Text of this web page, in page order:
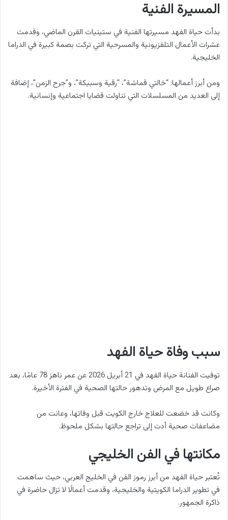
المسيرة الفنية
بدأت حياة الفهد مسيرتها الفنية في ستينيات القرن الماضي، وقدمت
عشرات الأعمال التلفزيونية والمسرحية التي تركت بصمة كبيرة في الدراما
الخليجية.
ومن أبرز أعمالها: “خالتي قماشة”، “رقية وسبيكة”، و”جرح الزمن”، إضافة
إلى العديد من المسلسلات التي تناولت قضايا اجتماعية وإنسانية.
سبب وفاة حياة الفهد
توفيت الفنانة حياة الفهد في 21 أبريل 2026 عن عمر ناهز 78 عامًا، بعد
صراع طويل مع المرض وتدهور حالتها الصحية في الفترة الأخيرة.
وكانت قد خضعت للعلاج خارج الكويت قبل وفاتها، وعانت من
مضاعفات صحية أدت إلى تراجع حالتها بشكل ملحوظ.
مكانتها في الفن الخليجي
تُعتبر حياة الفهد من أبرز رموز الفن في الخليج العربي، حيث ساهمت
في تطوير الدراما الكويتية والخليجية، وقدمت أعمالًا لا تزال حاضرة في
ذاكرة الجمهور.